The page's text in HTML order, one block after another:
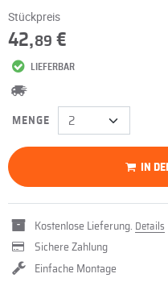
Stückpreis
42,89 €
LIEFERBAR
MENGE
IN
Kostenlose Lieferung. Details
Sichere Zahlung
Einfache Montage